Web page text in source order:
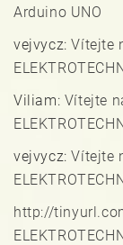
Arduino UNO
vejvycz:Vítejte
Viliam: Vítejte
vejvycz:Vítejte
http://